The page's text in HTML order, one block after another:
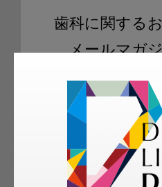
歯科に関する
メールマガ
ご登録いただいた
科衛生士、歯科技
容のメールマガジ